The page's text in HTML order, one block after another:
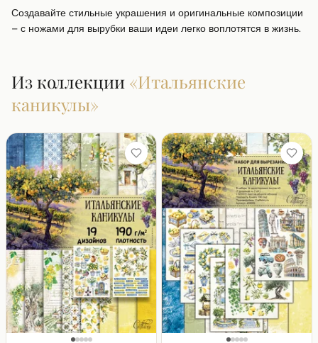
Создавайте стильные украшения и оригинальные композиции
– с ножами для вырубки ваши идеи легко воплотятся в жизнь.
Из коллекции «Итальянские
каникулы»